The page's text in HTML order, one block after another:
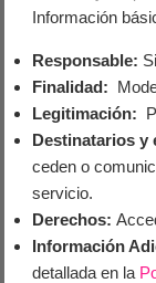
Información
Responsable:
Finalidad:
Legitimación:
Destinatarios y
ceden o
servicio.
Derechos:
Información
detallada en la